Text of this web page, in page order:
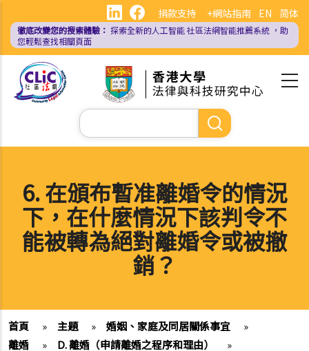
內
EN 简体
捐款支持 +網站指南
徹底改變您的搜索體驗： 探索全新的人工智能社區法網智能推薦系統 ，助
您輕鬆查找相關頁面
Search
6. 在頒布暫准離婚令的情況
下，在什麼情況下該判令不
能被轉為絕對離婚令或被撤
銷？
首頁 » 主題 » 婚姻、家庭及同居關係事宜
»
離婚
» D. 離婚（申請離婚之程序和理由）
»